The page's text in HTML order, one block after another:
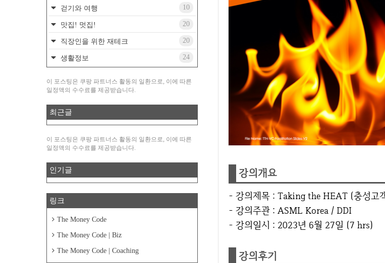
강의개요
- 강의제목 : Taking the HEAT (충성고
- 강의주관 : ASML Korea / DDI
- 강의일시 : 2023년 6월 27일 (7 hrs)
강의후기
걷기와 여행 10
맛집! 멋집! 20
직장인을 위한 재테크 20
생활정보 24
이 포스팅은 쿠팡 파트너스 활동의 일환으로, 이에 따른
일정액의 수수료를 제공받습니다.
최근글
이 포스팅은 쿠팡 파트너스 활동의 일환으로, 이에 따른
일정액의 수수료를 제공받습니다.
인기글
링크
The Money Code
The Money Code | Biz
The Money Code | Coaching